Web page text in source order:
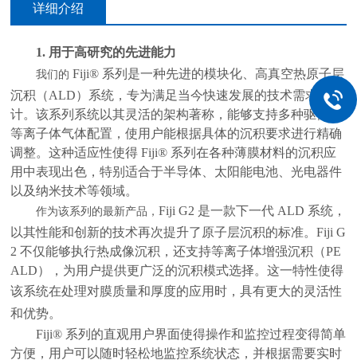
详细介绍
1. 用于高研究的先进能力
我们的 Fiji® 系列是一种先进的模块化、高真空热原子层
沉积（ALD）系统，专为满足当今快速发展的技术需求而设
计。该系列系统以其灵活的架构著称，能够支持多种驱体和
等离子体气体配置，使用户能根据具体的沉积要求进行精确
调整。这种适应性使得 Fiji® 系列在各种薄膜材料的沉积应
用中表现出色，特别适合于半导体、太阳能电池、光电器件
以及纳米技术等领域。
作为该系列的最新产品， Fiji G2 是一款下一代 ALD 系统，
以其性能和创新的技术再次提升了原子层沉积的标准。Fiji G
2 不仅能够执行热成像沉积，还支持等离子体增强沉积（PE
ALD），为用户提供更广泛的沉积模式选择。这一特性使得
该系统在处理对膜质量和厚度的应用时，具有更大的灵活性
和优势。
Fiji® 系列的直观用户界面使得操作和监控过程变得简单
方便，用户可以随时轻松地监控系统状态，并根据需要实时